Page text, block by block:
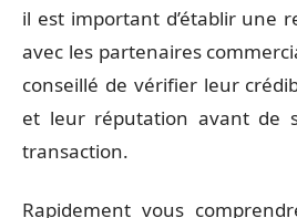
il est important d’établir une
avec les partenaires
conseillé de vérifier leur
et leur réputation avant de
transaction.
Rapidement vous